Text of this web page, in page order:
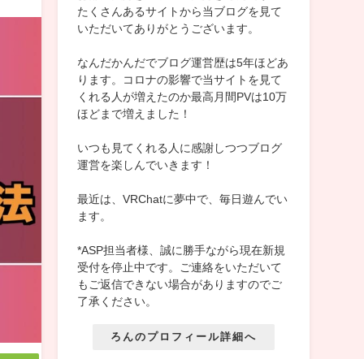
たくさんあるサイトから当ブログを見て
いただいてありがとうございます。
なんだかんだでブログ運営歴は5年ほどあ
ります。コロナの影響で当サイトを見て
くれる人が増えたのか最高月間PVは10万
ほどまで増えました！
いつも見てくれる人に感謝しつつブログ
運営を楽しんでいきます！
最近は、VRChatに夢中で、毎日遊んでい
ます。
*ASP担当者様、誠に勝手ながら現在新規
受付を停止中です。ご連絡をいただいて
もご返信できない場合がありますのでご
了承ください。
ろんのプロフィール詳細へ